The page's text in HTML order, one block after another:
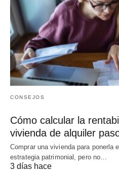
CONSEJOS
Cómo calcular la
vivienda de alquiler
Comprar una vivienda para ponerla
estrategia patrimonial, pero no…
3 días hace